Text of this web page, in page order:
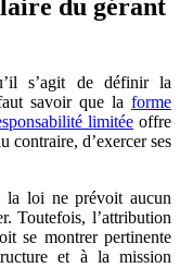
du gérant
s’agit de définir la
savoir que la forme
limitée offre
contraire, d’exercer ses
la loi ne prévoit aucun
Toutefois, l’attribution
se montrer pertinente
et à la mission